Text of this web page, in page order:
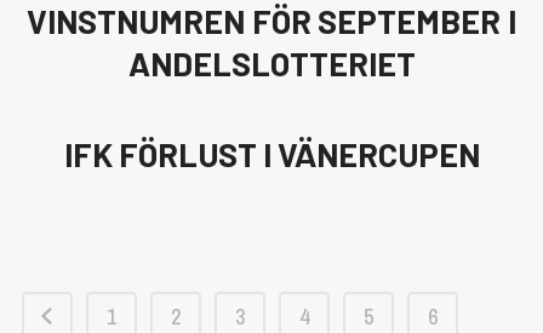
VINSTNUMREN FÖR SEPTEMBER I
ANDELSLOTTERIET
IFK FÖRLUST I VÄNERCUPEN
1 2 3 4 5
6